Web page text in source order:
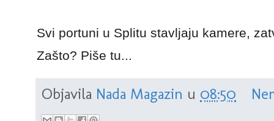
Svi portuni u Splitu stavljaju kamere,
Zašto? Piše tu...
Objavila Nada Magazin u 08:50